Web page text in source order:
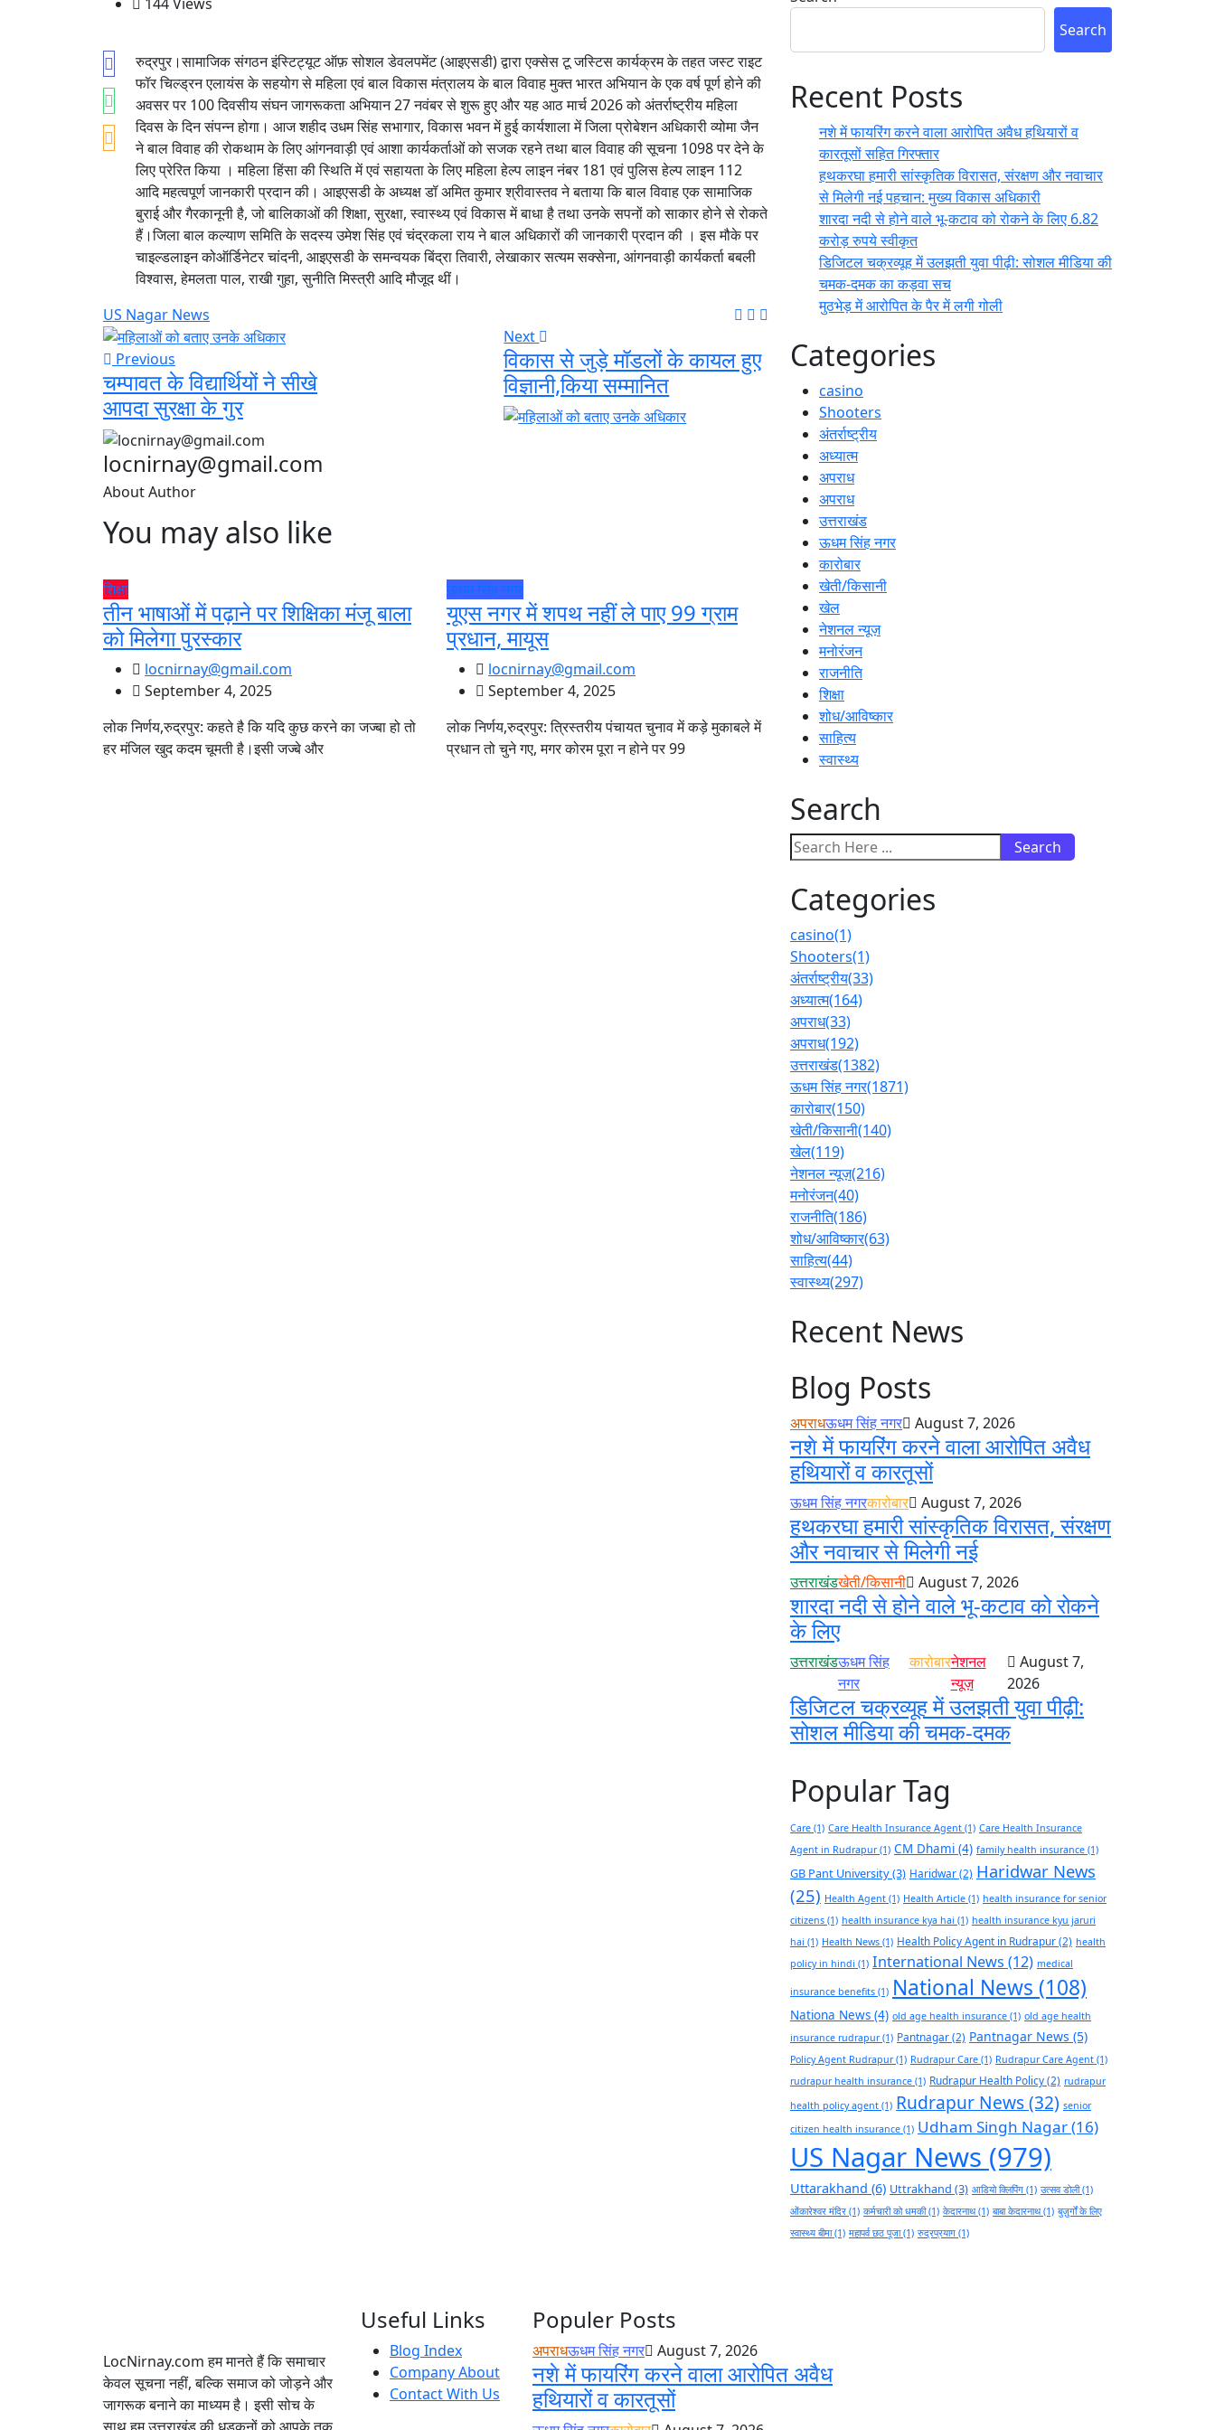
रुद्रपुर।सामाजिक संगठन इंस्टिट्यूट ऑफ़ सोशल डेवलपमेंट (आइएसडी) द्वारा एक्सेस टू जस्टिस कार्यक्रम के तहत जस्ट राइट
फॉर चिल्ड्रन एलायंस के सहयोग से महिला एवं बाल विकास मंत्रालय के बाल विवाह मुक्त भारत अभियान के एक वर्ष पूर्ण होने की
अवसर पर 100 दिवसीय संघन जागरूकता अभियान 27 नवंबर से शुरू हुए और यह आठ मार्च 2026 को अंतर्राष्ट्रीय महिला
दिवस के दिन संपन्न होगा। आज शहीद उधम सिंह सभागार, विकास भवन में हुई कार्यशाला में जिला प्रोबेशन अधिकारी व्योमा जैन
ने बाल विवाह की रोकथाम के लिए आंगनवाड़ी एवं आशा कार्यकर्ताओं को सजक रहने तथा बाल विवाह की सूचना 1098 पर देने के
लिए प्रेरित किया । महिला हिंसा की स्थिति में एवं सहायता के लिए महिला हेल्प लाइन नंबर 181 एवं पुलिस हेल्प लाइन 112
आदि महत्वपूर्ण जानकारी प्रदान की। आइएसडी के अध्यक्ष डॉ अमित कुमार श्रीवास्तव ने बताया कि बाल विवाह एक सामाजिक
बुराई और गैरकानूनी है, जो बालिकाओं की शिक्षा, सुरक्षा, स्वास्थ्य एवं विकास में बाधा है तथा उनके सपनों को साकार होने से रोकते
हैं।जिला बाल कल्याण समिति के सदस्य उमेश सिंह एवं चंद्रकला राय ने बाल अधिकारों की जानकारी प्रदान की । इस मौके पर
चाइल्डलाइन कोऑर्डिनेटर चांदनी, आइएसडी के समन्वयक बिंद्रा तिवारी, लेखाकार सत्यम सक्सेना, आंगनवाड़ी कार्यकर्ता बबली
विश्वास, हेमलता पाल, राखी गुहा, सुनीति मिस्त्री आदि मौजूद थीं।
US Nagar News
Previous
चम्पावत के विद्यार्थियों ने सीखे
आपदा सुरक्षा के गुर
Next
विकास से जुड़े मॉडलों के कायल हुए
विज्ञानी,किया सम्मानित
locnirnay@gmail.com
About Author
You may also like
शिक्षा
तीन भाषाओं में पढ़ाने पर शिक्षिका मंजू बाला
को मिलेगा पुरस्कार
locnirnay@gmail.com
September 4, 2025
लोक निर्णय,रुद्रपुर: कहते है कि यदि कुछ करने का जज्बा हो तो
हर मंजिल खुद कदम चूमती है।इसी जज्बे और
ऊधम सिंह नगर
यूएस नगर में शपथ नहीं ले पाए 99 ग्राम
प्रधान, मायूस
locnirnay@gmail.com
September 4, 2025
लोक निर्णय,रुद्रपुर: त्रिस्तरीय पंचायत चुनाव में कड़े मुकाबले में
प्रधान तो चुने गए, मगर कोरम पूरा न होने पर 99
Search
Recent Posts
नशे में फायरिंग करने वाला आरोपित अवैध हथियारों व
कारतूसों सहित गिरफ्तार
हथकरघा हमारी सांस्कृतिक विरासत, संरक्षण और नवाचार
से मिलेगी नई पहचान: मुख्य विकास अधिकारी
शारदा नदी से होने वाले भू-कटाव को रोकने के लिए 6.82
करोड़ रुपये स्वीकृत
डिजिटल चक्रव्यूह में उलझती युवा पीढ़ी: सोशल मीडिया की
चमक-दमक का कड़वा सच
मुठभेड़ में आरोपित के पैर में लगी गोली
Categories
casino
Shooters
अंतर्राष्ट्रीय
अध्यात्म
अपराध
अपराध
उत्तराखंड
ऊधम सिंह नगर
कारोबार
खेती/किसानी
खेल
नेशनल न्यूज़
मनोरंजन
राजनीति
शिक्षा
शोध/आविष्कार
साहित्य
स्वास्थ्य
Search
Search
Categories
casino(1)
Shooters(1)
अंतर्राष्ट्रीय(33)
अध्यात्म(164)
अपराध(33)
अपराध(192)
उत्तराखंड(1382)
ऊधम सिंह नगर(1871)
कारोबार(150)
खेती/किसानी(140)
खेल(119)
नेशनल न्यूज़(216)
मनोरंजन(40)
राजनीति(186)
शोध/आविष्कार(63)
साहित्य(44)
स्वास्थ्य(297)
Recent News
Blog Posts
अपराधऊधम सिंह नगर August 7, 2026
नशे में फायरिंग करने वाला आरोपित अवैध
हथियारों व कारतूसों
ऊधम सिंह नगरकारोबार August 7, 2026
हथकरघा हमारी सांस्कृतिक विरासत, संरक्षण
और नवाचार से मिलेगी नई
उत्तराखंडखेती/किसानी August 7, 2026
शारदा नदी से होने वाले भू-कटाव को रोकने
के लिए
उत्तराखंडऊधम सिंह
नगर
कारोबारनेशनल
न्यूज़
August 7,
2026
डिजिटल चक्रव्यूह में उलझती युवा पीढ़ी:
सोशल मीडिया की चमक-दमक
Popular Tag
Care (1) Care Health Insurance Agent (1) Care Health Insurance
Agent in Rudrapur(1) CM Dhami (4) family health insurance (1)
GB Pant University(3) Haridwar(2) Haridwar News
(25) Health Agent (1) Health Article (1) health insurance for senior
citizens (1) health insurance kya hai (1) health insurance kyu jaruri
hai (1) Health News (1) Health Policy Agent in Rudrapur(2) health
policy in hindi (1) International News (12) medical
insurance benefits (1) National News (108)
Nationa News (4) old age health insurance (1) old age health
insurance rudrapur(1) Pantnagar(2) Pantnagar News (5)
Policy Agent Rudrapur(1) Rudrapur Care (1) Rudrapur Care Agent (1)
rudrapur health insurance (1) Rudrapur Health Policy(2) rudrapur
health policy agent (1) Rudrapur News(32) senior
citizen health insurance (1) Udham Singh Nagar(16)
US Nagar News (979)
Uttarakhand (6) Uttrakhand (3) आडियो क्लिपिंग (1) उत्सव डोली(1)
ओंकारेश्वर मंदिर (1) कर्मचारी को धमकी(1) केदारनाथ(1) बाबा केदारनाथ(1) बुज़ुर्गों के लिए
स्वास्थ्य बीमा(1) महापर्व छठ पूजा(1) रुद्रप्रयाग (1)
LocNirnay.com हम मानते हैं कि समाचार
केवल सूचना नहीं, बल्कि समाज को जोड़ने और
जागरूक बनाने का माध्यम है। इसी सोच के
Useful Links
Blog Index
Company About
Contact With Us
Populer Posts
अपराधऊधम सिंह नगर August 7, 2026
नशे में फायरिंग करने वाला आरोपित अवैध
हथियारों व कारतूसों